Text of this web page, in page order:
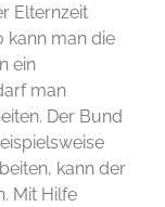
Elternzeit
kann man die
ein
man
Der Bund
kann der
Mit Hilfe